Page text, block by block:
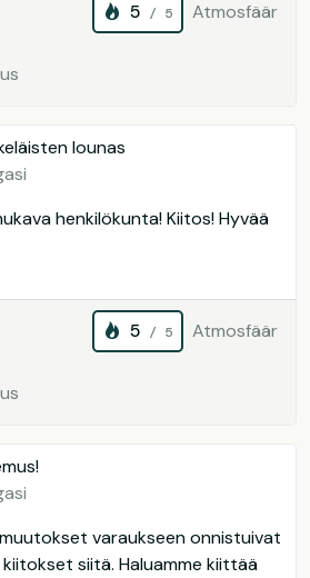
5 / 5 Atmosfäär
lounas
henkilökunta! Kiitos! Hyvää
5 / 5 Atmosfäär
varaukseen onnistuivat
siitä. Haluamme kiittää